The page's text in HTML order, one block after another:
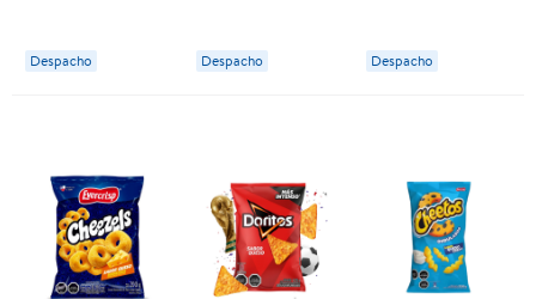
Despacho Despacho Despacho